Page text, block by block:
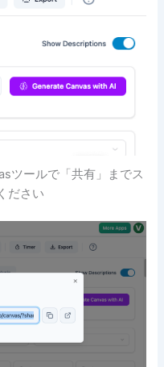
ツールで「共有」までス
ださい